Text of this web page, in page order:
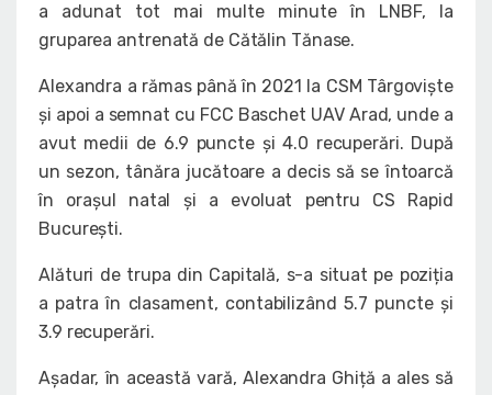
a adunat tot mai multe minute în LNBF, la
gruparea antrenată de Cătălin Tănase.
Alexandra a rămas până în 2021 la CSM Târgoviște
și apoi a semnat cu FCC Baschet UAV Arad, unde a
avut medii de 6.9 puncte și 4.0 recuperări. După
un sezon, tânăra jucătoare a decis să se întoarcă
în orașul natal și a evoluat pentru CS Rapid
București.
Alături de trupa din Capitală, s-a situat pe poziția
a patra în clasament, contabilizând 5.7 puncte și
3.9 recuperări.
Așadar, în această vară, Alexandra Ghiță a ales să